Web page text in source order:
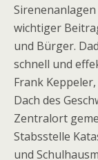
wichtiger
und Bürger.
schnell und
Frank
Dach des
Zentralort
Stabsstelle
und